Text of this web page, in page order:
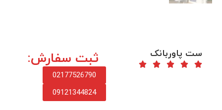
ست پاوربانک ثبت سفارش:
02177526790
09121344824